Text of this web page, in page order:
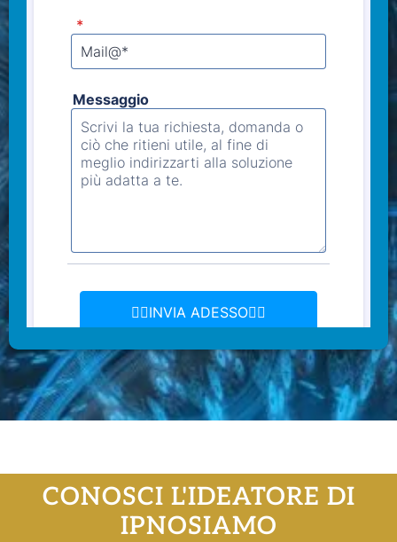
CONOSCI L'IDEATORE DI
IPNOSIAMO